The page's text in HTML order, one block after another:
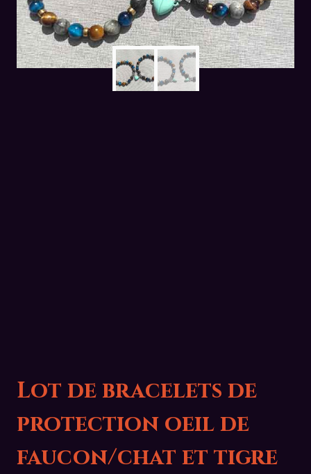
Lot de bracelets de
protection oeil de
faucon/chat et tigre